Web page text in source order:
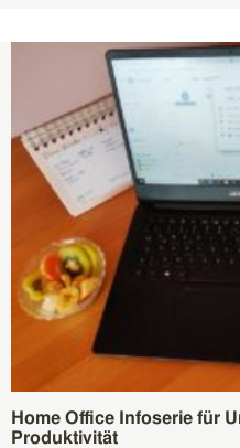
Home Office Infoserie für
Produktivität